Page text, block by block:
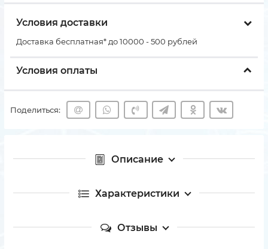
Условия доставки
Доставка бесплатная* до 10000 - 500 рублей
Условия оплаты
Поделиться:
Описание
Характеристики
Отзывы